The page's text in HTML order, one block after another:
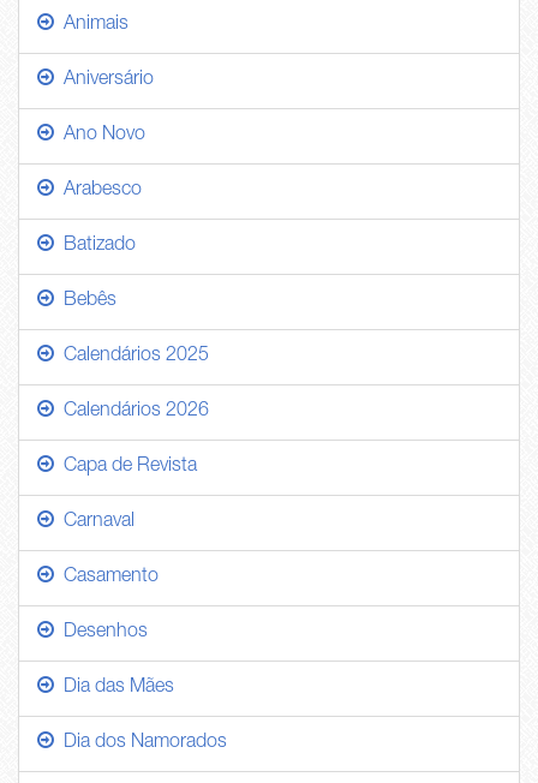
Animais
Aniversário
Ano Novo
Arabesco
Batizado
Bebês
Calendários 2025
Calendários 2026
Capa de Revista
Carnaval
Casamento
Desenhos
Dia das Mães
Dia dos Namorados